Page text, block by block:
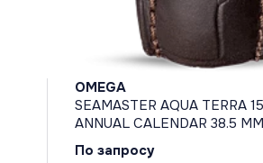
OMEGA
SEAMASTER AQUA TERRA
ANNUAL CALENDAR 38.5 MM
По запросу